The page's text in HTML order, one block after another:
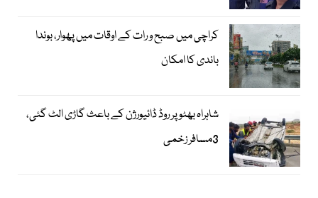
کراچی میں صبح و رات کے اوقات میں پھوار، بوندا
باندی کا امکان
شاہراہ بھٹو پر روڈ ڈائیورژن کے باعث گاڑی الٹ گئی،
3مسافر زخمی